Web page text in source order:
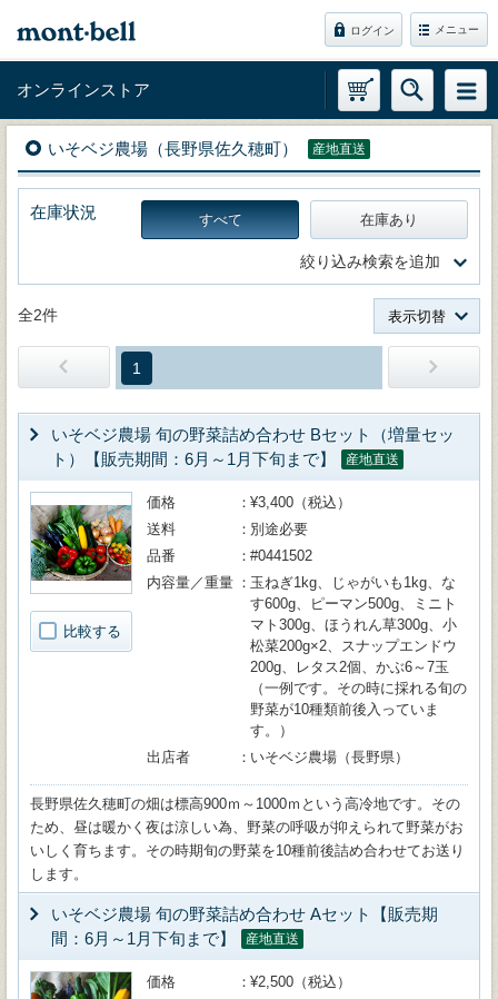
ログイン メニュー
オンラインストア
いそベジ農場（長野県佐久穂町） 産地直送
在庫状況 すべて 在庫あり
絞り込み検索を追加
全2件 表示切替
1
いそベジ農場 旬の野菜詰め合わせ Bセット（増量セッ
ト）【販売期間：6月～1月下旬まで】
産地直送
比較する
価格
¥3,400（税込）
送料
別途必要
品番
#0441502
内容量／重量
玉ねぎ1kg、じゃがいも1kg、な
す600g、ピーマン500g、ミニト
マト300g、ほうれん草300g、小
松菜200g×2、スナップエンドウ
200g、レタス2個、かぶ6～7玉
（一例です。その時に採れる旬の
野菜が10種類前後入っていま
す。）
出店者
いそベジ農場（長野県）
長野県佐久穂町の畑は標高900ｍ～1000ｍという高冷地です。その
ため、昼は暖かく夜は涼しい為、野菜の呼吸が抑えられて野菜がお
いしく育ちます。その時期旬の野菜を10種前後詰め合わせてお送り
します。
いそベジ農場 旬の野菜詰め合わせ Aセット【販売期
間：6月～1月下旬まで】
産地直送
価格
¥2,500（税込）